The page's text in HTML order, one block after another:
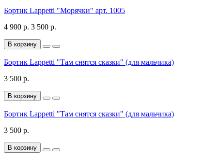
Бортик Lappetti "Морячки" арт. 1005
4 900 р. 3 500 р.
В корзину
Бортик Lappetti "Там снятся сказки" (для мальчика)
3 500 р.
В корзину
Бортик Lappetti "Там снятся сказки" (для мальчика)
3 500 р.
В корзину